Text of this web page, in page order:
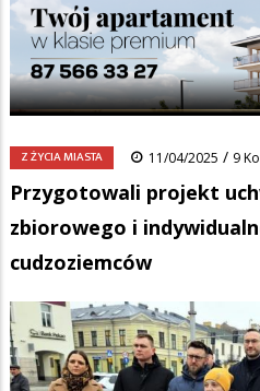
Ścieżka
nawigacyjna
Strona główna/Wiadomości/Z
Przygotowali projekt uchwały ws.
indywidualnego zakwaterowania
Facebook
Z ŻYCIA MIASTA 11/04/2025 / 9
Przygotowali projekt
zbiorowego i
cudzoziemców